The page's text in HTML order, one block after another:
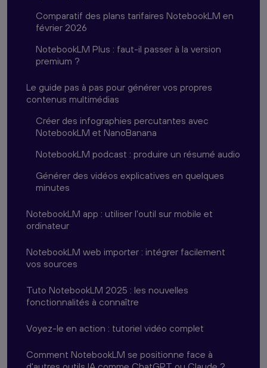
Comparatif des plans tarifaires NotebookLM en
février 2026
NotebookLM Plus : faut-il passer à la version
premium ?
Le guide pas à pas pour générer vos propres
contenus multimédias
Créer des infographies percutantes avec
NotebookLM et NanoBanana
NotebookLM podcast : produire un résumé audio
Générer des vidéos explicatives en quelques
minutes
NotebookLM app : utiliser l'outil sur mobile et
ordinateur
NotebookLM web importer : intégrer facilement
vos sources
Tuto NotebookLM 2025 : les nouvelles
fonctionnalités à connaître
Voyez-le en action : tutoriel vidéo complet
Comment NotebookLM se positionne face à